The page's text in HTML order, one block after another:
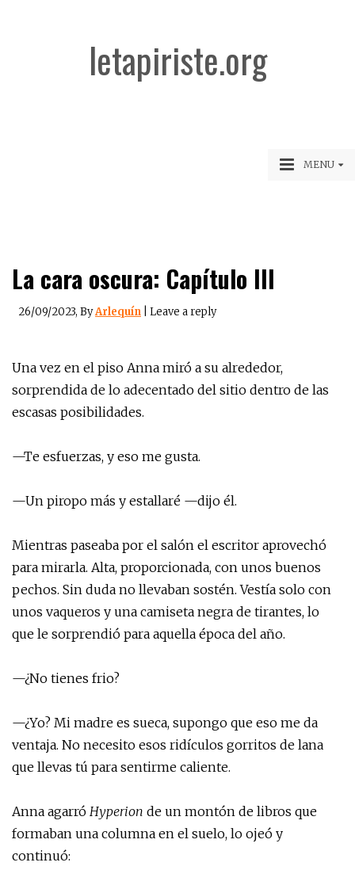
letapiriste.org
MENU
La cara oscura: Capítulo III
26/09/2023, ByArlequín Leave a reply
Una vez en el piso Anna miró a su alrededor,
sorprendida de lo adecentado del sitio dentro de las
escasas posibilidades.
—Te esfuerzas, y eso me gusta.
—Un piropo más y estallaré —dijo él.
Mientras paseaba por el salón el escritor aprovechó
para mirarla. Alta, proporcionada, con unos buenos
pechos. Sin duda no llevaban sostén. Vestía solo con
unos vaqueros y una camiseta negra de tirantes, lo
que le sorprendió para aquella época del año.
—¿No tienes frio?
—¿Yo? Mi madre es sueca, supongo que eso me da
ventaja. No necesito esos ridículos gorritos de lana
que llevas tú para sentirme caliente.
Anna agarró Hyperion de un montón de libros que
formaban una columna en el suelo, lo ojeó y
continuó: